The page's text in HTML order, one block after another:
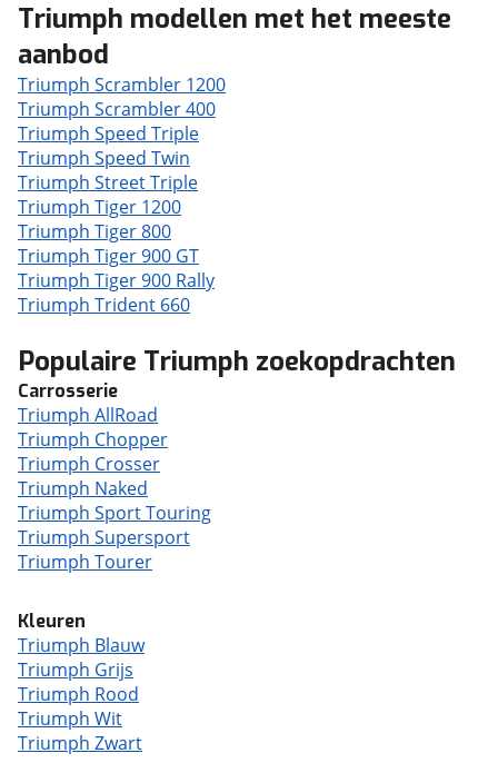
Triumph modellen met het meeste
aanbod
Triumph Scrambler 1200
Triumph Scrambler 400
Triumph Speed Triple
Triumph Speed Twin
Triumph Street Triple
Triumph Tiger 1200
Triumph Tiger 800
Triumph Tiger 900 GT
Triumph Tiger 900 Rally
Triumph Trident 660
Populaire Triumph zoekopdrachten
Carrosserie
Triumph AllRoad
Triumph Chopper
Triumph Crosser
Triumph Naked
Triumph Sport Touring
Triumph Supersport
Triumph Tourer
Kleuren
Triumph Blauw
Triumph Grijs
Triumph Rood
Triumph Wit
Triumph Zwart